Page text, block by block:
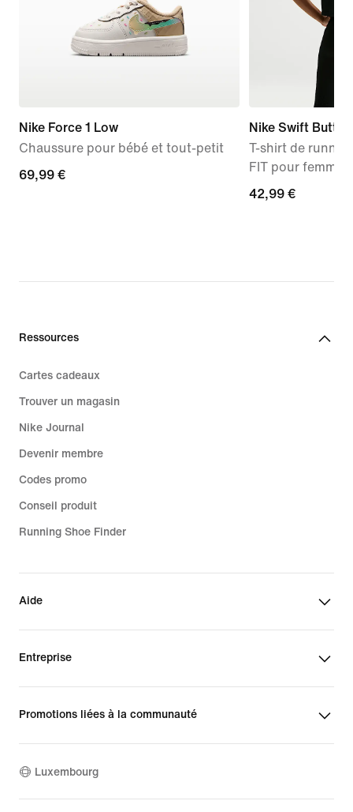
Nike Force 1 Low
Chaussure pour bébé et tout-petit
69,99 €
69,99 €
Nike Swift
T-shirt de
FIT pour femme
42,99 €
42,99 €
Ressources
Cartes cadeaux
Trouver un magasin
Nike Journal
Devenir membre
Codes promo
Conseil produit
Running Shoe Finder
Aide
Entreprise
Promotions liées à la communauté
Luxembourg